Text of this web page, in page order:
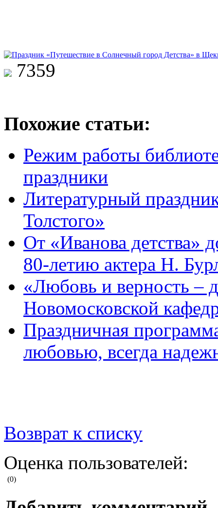
7359
Похожие статьи:
Режим работы
праздники
Литературный
Толстого»
От «Иванова детства»
80-летию актера Н.
«Любовь и верность –
Новомосковской
Праздничная
любовью, всегда
Возврат к списку
Оценка пользователей:
(0)